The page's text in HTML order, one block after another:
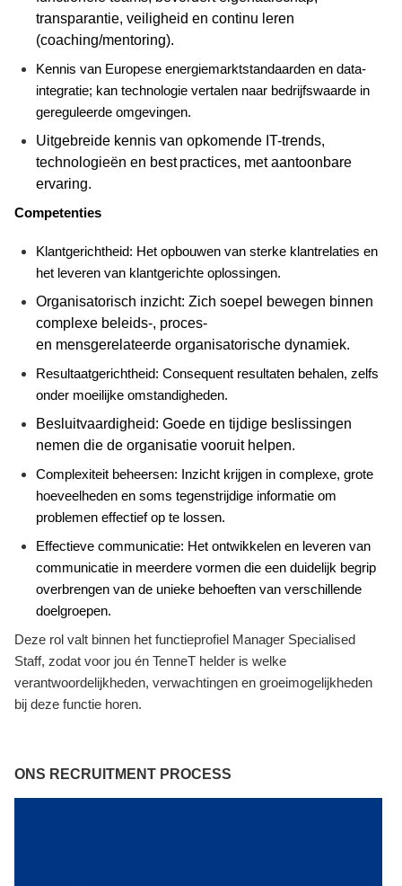
transparantie, veiligheid en continu leren
(coaching/mentoring).
Kennis van Europese energiemarktstandaarden en data-
integratie; kan technologie vertalen naar bedrijfswaarde in
gereguleerde omgevingen.
Uitgebreide kennis van opkomende IT-trends,
technologieën en bestpractices, met aantoonbare
ervaring.
Competenties
Klantgerichtheid: Het opbouwen van sterke klantrelaties en
het leveren van klantgerichte oplossingen.
Organisatorisch inzicht: Zich soepel bewegen binnen
complexe beleids-, proces-
en mensgerelateerde organisatorische dynamiek.
Resultaatgerichtheid: Consequent resultaten behalen, zelfs
onder moeilijke omstandigheden.
Besluitvaardigheid: Goede en tijdige beslissingen
nemen die de organisatie vooruit helpen.
Complexiteit beheersen: Inzicht krijgen in complexe, grote
hoeveelheden en soms tegenstrijdige informatie om
problemen effectief op te lossen.
Effectieve communicatie: Het ontwikkelen en leveren van
communicatie in meerdere vormen die een duidelijk begrip
overbrengen van de unieke behoeften van verschillende
doelgroepen.
Deze rol valt binnen het functieprofiel Manager Specialised
Staff, zodat voor jou én TenneT helder is welke
verantwoordelijkheden, verwachtingen en groeimogelijkheden
bij deze functie horen.
ONS RECRUITMENT PROCESS